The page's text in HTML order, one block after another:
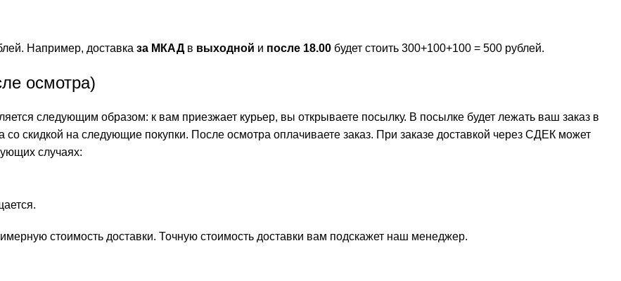
Например, доставка за МКАДв выходной и после 18.00 будет стоить 300+100+100 = 500 рублей.
осмотра)
следующим образом: к вам приезжает курьер, вы открываете посылку. В посылке будет лежать ваш заказ в
со скидкой на следующие покупки. После осмотра оплачиваете заказ. При заказе доставкой через СДЕК может
случаях:
стоимость доставки. Точную стоимость доставки вам подскажет наш менеджер.